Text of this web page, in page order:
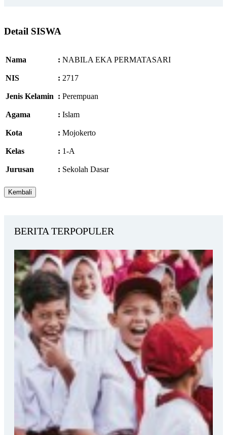
Detail SISWA
Nama : NABILA EKA PERMATASARI
NIS : 2717
Jenis Kelamin : Perempuan
Agama : Islam
Kota : Mojokerto
Kelas : 1-A
Jurusan : Sekolah Dasar
BERITA TERPOPULER